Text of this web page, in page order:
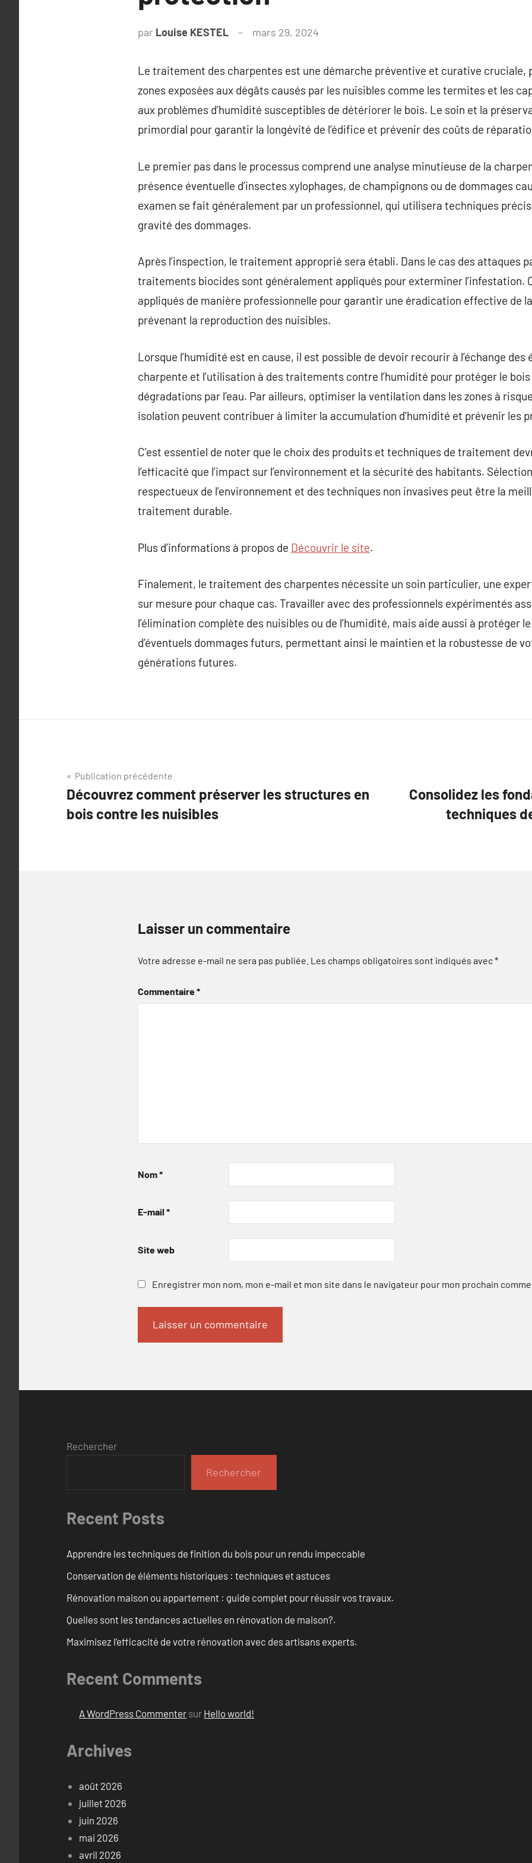
par Louise KESTEL mars 29, 2024
Le traitement des charpentes est une démarche préventive et curative cruciale,
zones exposées aux dégâts causés par les nuisibles comme les termites et les
aux problèmes d’humidité susceptibles de détériorer le bois. Le soin et la
primordial pour garantir la longévité de l’édifice et prévenir des coûts de
Le premier pas dans le processus comprend une analyse minutieuse de la
présence éventuelle d’insectes xylophages, de champignons ou de dommages
examen se fait généralement par un professionnel, qui utilisera techniques
gravité des dommages.
Après l’inspection, le traitement approprié sera établi. Dans le cas des attaques
traitements biocides sont généralement appliqués pour exterminer l’infestation.
appliqués de manière professionnelle pour garantir une éradication effective de
prévenant la reproduction des nuisibles.
Lorsque l’humidité est en cause, il est possible de devoir recourir à l’échange des
charpente et l’utilisation à des traitements contre l’humidité pour protéger le
dégradations par l’eau. Par ailleurs, optimiser la ventilation dans les zones à
isolation peuvent contribuer à limiter la accumulation d’humidité et prévenir les
C’est essentiel de noter que le choix des produits et techniques de traitement
l’efficacité que l’impact sur l’environnement et la sécurité des habitants.
respectueux de l’environnement et des techniques non invasives peut être la
traitement durable.
Plus d’informations à propos de Découvrir le site.
Finalement, le traitement des charpentes nécessite un soin particulier, une
sur mesure pour chaque cas. Travailler avec des professionnels expérimentés
l’élimination complète des nuisibles ou de l’humidité, mais aide aussi à protéger
d’éventuels dommages futurs, permettant ainsi le maintien et la robustesse de
générations futures.
Navigation
de
l’article
Publication précédente
Découvrez comment préserver les structures en
bois contre les nuisibles
Consolidez les
techniques
Laisser un commentaire
Votre adresse e-mail ne sera pas publiée. Les champs obligatoires sont indiqués avec*
Commentaire*
Nom*
E-mail *
Site web
Enregistrer mon nom, mon e-mail et mon site dans le navigateur pour mon prochain
Rechercher
Rechercher
Recent Posts
Apprendre les techniques de finition du bois pour un rendu impeccable
Conservation de éléments historiques : techniques et astuces
Rénovation maison ou appartement : guide complet pour réussir vos travaux.
Quelles sont les tendances actuelles en rénovation de maison?.
Maximisez l’efficacité de votre rénovation avec des artisans experts.
Recent Comments
A WordPress Commenter sur Hello world!
Archives
août 2026
juillet 2026
juin 2026
mai 2026
avril 2026